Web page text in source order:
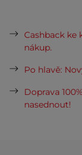
Cashback ke
nákup.
Po hlavě:
Doprava
nasednout!